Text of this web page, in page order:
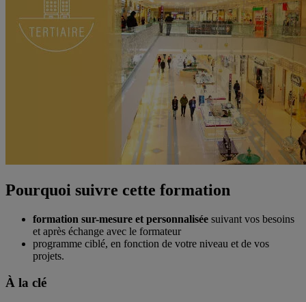
Pourquoi suivre cette formation
formation sur-mesure et personnalisée suivant vos besoins
et après échange avec le formateur
programme ciblé, en fonction de votre niveau et de vos
projets.
À la clé